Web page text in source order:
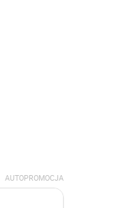
AUTOPROMOCJA